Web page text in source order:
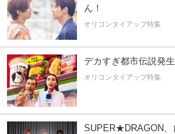
ん！
オリコンタイアップ特集
デカすぎ都市伝説発
オリコンタイアップ特集
SUPER★DRAGON、